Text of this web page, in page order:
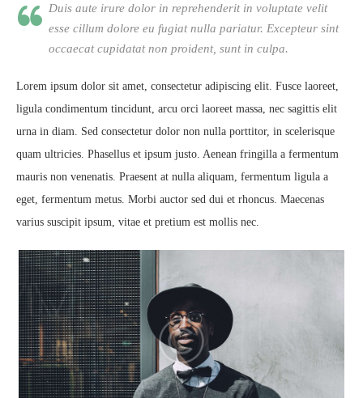
Duis aute irure dolor in reprehenderit in voluptate velit
esse cillum dolore eu fugiat nulla pariatur. Excepteur sint
occaecat cupidatat non proident, sunt in culpa.
Lorem ipsum dolor sit amet, consectetur adipiscing elit. Fusce laoreet,
ligula condimentum tincidunt, arcu orci laoreet massa, nec sagittis elit
urna in diam. Sed consectetur dolor non nulla porttitor, in scelerisque
quam ultricies. Phasellus et ipsum justo. Aenean fringilla a fermentum
mauris non venenatis. Praesent at nulla aliquam, fermentum ligula a
eget, fermentum metus. Morbi auctor sed dui et rhoncus. Maecenas
varius suscipit ipsum, vitae et pretium est mollis nec.